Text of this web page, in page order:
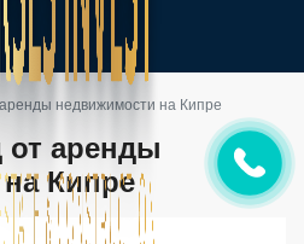
недвижимости на Кипре
от аренды
Кипре